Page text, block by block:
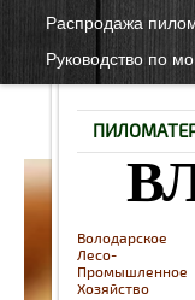
Распродажа
Руководство по
Володарское
Лесо-
Промышленное
Хозяйство